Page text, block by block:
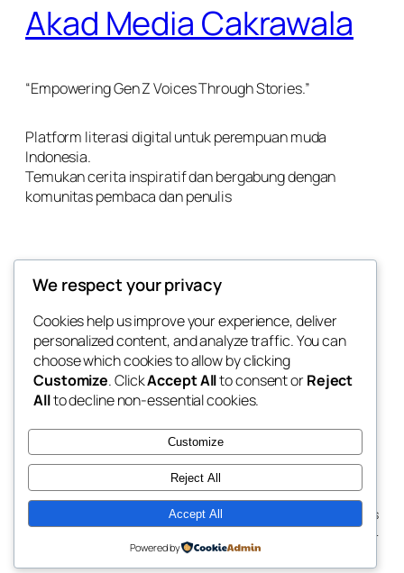
Akad Media Cakrawala
“Empowering Gen Z Voices Through Stories.”
Platform literasi digital untuk perempuan muda
Indonesia.
Temukan cerita inspiratif dan bergabung dengan
komunitas pembaca dan penulis
Home
About Us
Our Product
Career
Contact
Copyright © 2026 PT. Akad Media Cakrawala. All rights
reserved.
We respect your privacy
Cookies help us improve your experience, deliver
personalized content, and analyze traffic. You can
choose which cookies to allow by clicking
Customize. ClickAccept Allto consent orReject
Allto decline non-essential cookies.
Customize
Reject All
Accept All
Powered by